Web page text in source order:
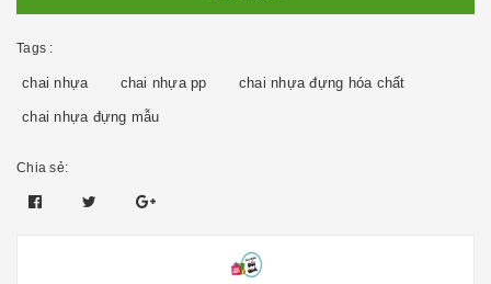
Tags :
chai nhựa chai nhựa pp chai nhựa đựng hóa chất
chai nhựa đựng mẫu
Chia sẻ: